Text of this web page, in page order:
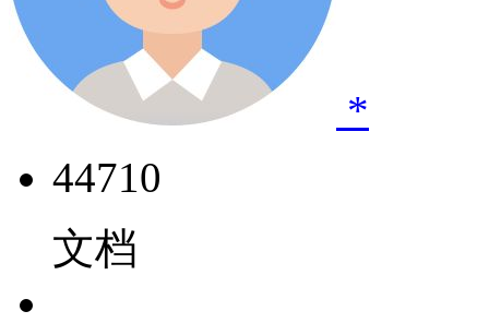
*
44710
文档